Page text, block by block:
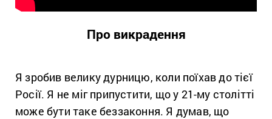
Про викрадення
Я зробив велику дурницю, коли поїхав до тієї
Росії. Я не міг припустити, що у 21-му столітті
може бути таке беззаконня. Я думав, що